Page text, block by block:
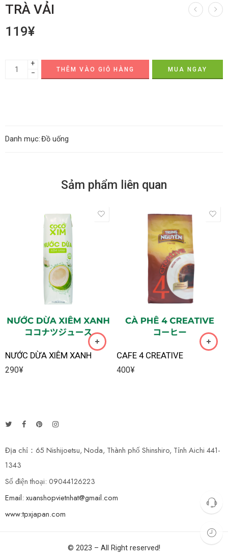
TRÀ VẢI
119¥
+
−
THÊM VÀO GIỎ HÀNG MUA NGAY
Danh mục:Đồ uống
Sảm phẩm liên quan
NƯỚC DỪA XIÊM XANH
290¥
CAFE 4 CREATIVE
400¥
Địa chỉ：65 Nishijoetsu, Noda, Thành phố Shinshiro, Tỉnh Aichi 441-
1343
Số điện thoại: 09044126223
Email: xuanshopvietnhat@gmail.com
www:tpxjapan.com
© 2023 – All Right reserved!